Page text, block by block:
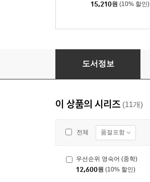
15,210원 (10% 할인)
우선순위 영단어 (수능)
도서정보
이 상품의 시리즈 (11개)
전체 품절포함
우선순위 영숙어 (중학)
12,600원 (10% 할인)